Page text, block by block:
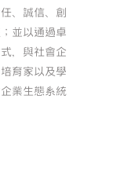
、誠信、創
並以通過卓
，與社會企
育家以及學
業生態系統